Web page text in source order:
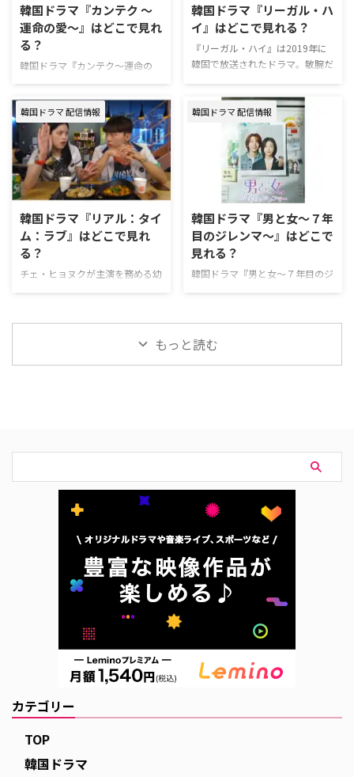
新規の登録なら31日間無料で利
用できる。無料期間中に解約すれ
ばお金は一切かからない！ ＼新
規なら31日間無料／ 『シンデレ
韓国ドラ …
期間中に解約すればお金は一切か
からない！ ＼新規なら31日間無
料／ 『タリミファミリー』U-
NEXT視聴ページ >>詳細 動画配
Prime Video Hulu Disn …
韓国ドラマ『カンテク ～
運命の愛～』はどこで見れ
る？
韓国ドラマ『カンテク〜運命の
愛〜』が視聴できる動画配信サー
ビスをはじめ、あらすじやキャス
ト、スタッフなどの情報について
もまとめて紹介する。 韓国ドラ
マ『カンテク ～運命の愛～』配
信情報 現在、『カンテク〜運命
の愛〜』を配信している主なサー
ビスは下記の通り。 動画配信サ
ム U-NEXT Hulu Prime Video※有
料 Disney+ Netflix 『カンテク～運
命の愛～』を見るならLeminoが
おすすめ。 Leminoプレミアム
韓国ドラマ『リーガル・ハ
イ』はどこで見れる？
『リーガル・ハイ』は2019年に
韓国で放送されたドラマ。敏腕だ
と、それとは正反対の情熱的で優
しい新米弁護士が繰り広げるコミ
カルな法廷ストーリーだ。リーガ
ルドラマでありながら、コメディ
色の強い作品に仕上がっている。
また、原作は日本で制作された同
名のドラマで、日韓それぞれのバ
ージョンをで比較しながら見るこ
とができるのも面白い。 韓国ド
ラマ『リーガル・ハイ』配信状況
現在、韓国ドラマ『リーガル・ハ
イ』を視聴できる国内の動画配信
韓国ドラマ 配信情報
韓国ドラマ『リアル：タイ
ム：ラブ』はどこで見れ
る？
チェ・ヒョヌクが主演を務める幼
ストなどについてまとめた。 韓
ブ』を視聴できる動画配信サービ
ス 韓国ドラマ『リアル：タイ
コメディとして描いた人気ウェブ
ドラマシリーズ。 作品名『リア
ル：タイム：ラブ』 原題리얼:타
韓国ドラマ 配信情報
韓国ドラマ『男と女～７年
目のジレンマ～』はどこで
見れる？
韓国ドラマ『男と女～７年目のジ
報などをまとめた。 韓国ドラマ
『男と女～７年目のジレンマ～』
配信情報 韓国ドラマ『男と女～
７年目のジレンマ～』の配信状況
Leminoがおすすめ。 Leminoプレ
ミアムは、新規の登録なら初月無
もっと読む
カテゴリー
TOP
韓国ドラマ